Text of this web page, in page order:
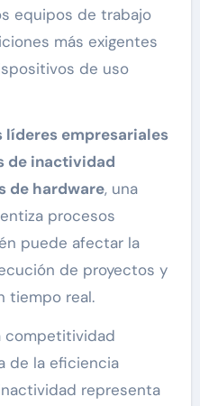
equipos de trabajo
más exigentes
de uso
líderes empresariales
de inactividad
de hardware, una
procesos
puede afectar la
de proyectos y
tiempo real.
competitividad
de la eficiencia
representa